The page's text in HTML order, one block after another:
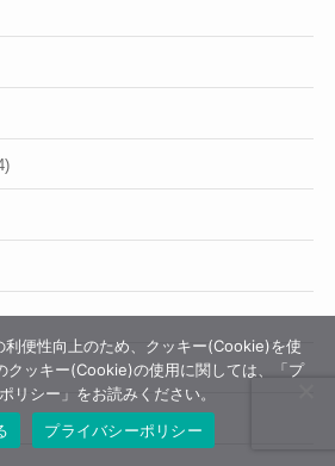
利便性向上のため、クッキー(Cookie)を使
クッキー(Cookie)の使用に関しては、「プ
リシー」をお読みください。
プライバシーポリシー